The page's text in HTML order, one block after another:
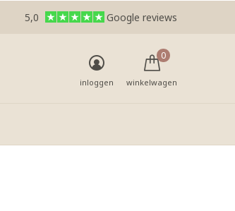
inloggen winkelwagen
0
5,0 Google reviews